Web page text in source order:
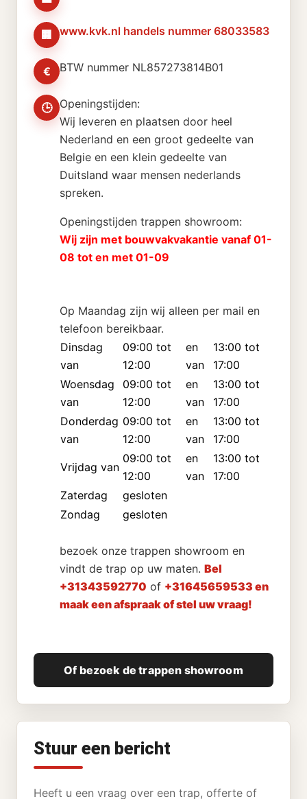
🏢 www.kvk.nl handels nummer 68033583
€ BTW nummer NL857273814B01
🕒 Openingstijden:
Wij leveren en plaatsen door heel
Nederland en een groot gedeelte van
Belgie en een klein gedeelte van
Duitsland waar mensen nederlands
spreken.
Openingstijden trappen showroom:
Wij zijn met bouwvakvakantie vanaf 01-
08 tot en met 01-09
Op Maandag zijn wij alleen per mail en
telefoon bereikbaar.
Dinsdag
van
09:00 tot
12:00
en
van
13:00 tot
17:00
Woensdag
van
09:00 tot
12:00
en
van
13:00 tot
17:00
Donderdag
van
09:00 tot
12:00
en
van
13:00 tot
17:00
Vrijdag van
09:00 tot
12:00
en
van
13:00 tot
17:00
Zaterdag
gesloten
Zondag
gesloten
bezoek onze trappen showroom en
vindt de trap op uw maten. Bel
+31343592770 of +31645659533 en
maak een afspraak of stel uw vraag!
Of bezoek de trappen showroom
Stuur een bericht
Heeft u een vraag over een trap, offerte of